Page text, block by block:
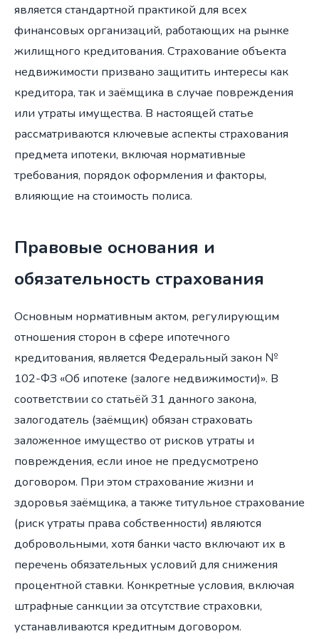
является стандартной практикой для всех
финансовых организаций, работающих на рынке
жилищного кредитования. Страхование объекта
недвижимости призвано защитить интересы как
кредитора, так и заёмщика в случае повреждения
или утраты имущества. В настоящей статье
рассматриваются ключевые аспекты страхования
предмета ипотеки, включая нормативные
требования, порядок оформления и факторы,
влияющие на стоимость полиса.
Правовые основания и
обязательность страхования
Основным нормативным актом, регулирующим
отношения сторон в сфере ипотечного
кредитования, является Федеральный закон №
102-ФЗ «Об ипотеке (залоге недвижимости)». В
соответствии со статьёй 31 данного закона,
залогодатель (заёмщик) обязан страховать
заложенное имущество от рисков утраты и
повреждения, если иное не предусмотрено
договором. При этом страхование жизни и
здоровья заёмщика, а также титульное страхование
(риск утраты права собственности) являются
добровольными, хотя банки часто включают их в
перечень обязательных условий для снижения
процентной ставки. Конкретные условия, включая
штрафные санкции за отсутствие страховки,
устанавливаются кредитным договором.